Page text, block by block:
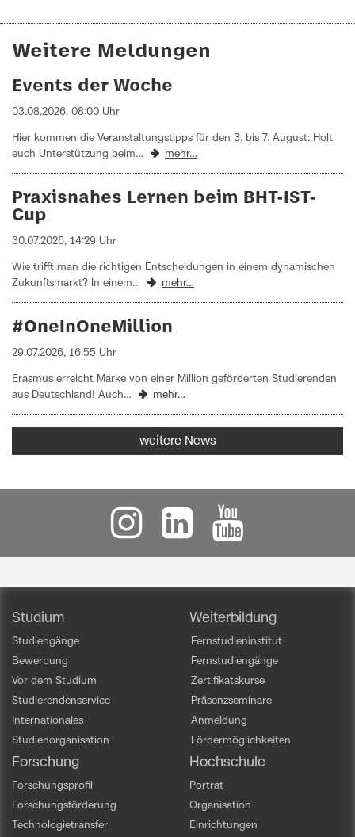
Weitere Meldungen
Events der Woche
03.08.2026, 08:00 Uhr
Hier kommen die Veranstaltungstipps für den 3. bis 7. August: Holt
euch Unterstützung beim…
mehr…
Praxisnahes Lernen beim BHT-IST-
Cup
30.07.2026, 14:29 Uhr
Wie trifft man die richtigen Entscheidungen in einem dynamischen
Zukunftsmarkt? In einem…
mehr…
#OneInOneMillion
29.07.2026, 16:55 Uhr
Erasmus erreicht Marke von einer Million geförderten Studierenden
aus Deutschland! Auch…
mehr…
weitere News
Studium
Studiengänge
Bewerbung
Vor dem Studium
Studierendenservice
Internationales
Studienorganisation
Weiterbildung
Fernstudieninstitut
Fernstudiengänge
Zertifikatskurse
Präsenzseminare
Anmeldung
Fördermöglichkeiten
Forschung
Forschungsprofil
Forschungsförderung
Technologietransfer
Hochschule
Porträt
Organisation
Einrichtungen